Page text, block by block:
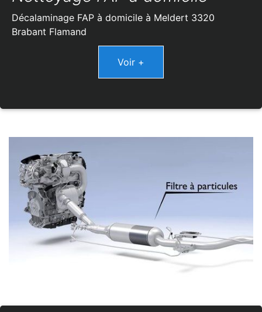
Décalaminage FAP à domicile à Meldert 3320
Brabant Flamand
Voir +